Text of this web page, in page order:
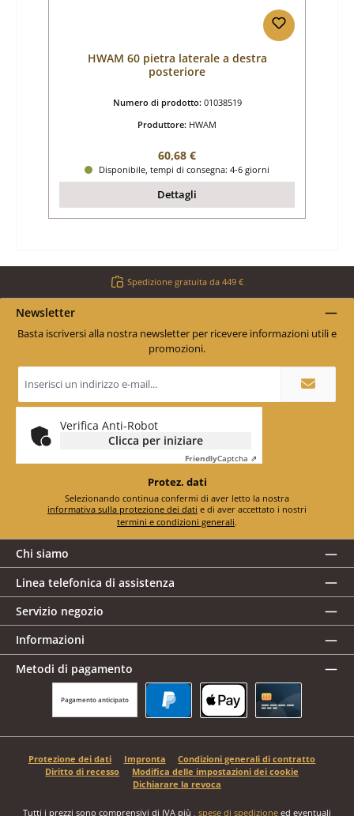
HWAM 60 pietra laterale a destra
posteriore
Numero di prodotto: 01038519
Produttore: HWAM
Prezzo normale:
60,68 €
Disponibile, tempi di consegna: 4-6 giorni
Dettagli
Spedizione gratuita da 449 €
Newsletter
Basta iscriversi alla nostra newsletter per ricevere informazioni utili e
promozioni.
*
Verifica Anti-Robot
Clicca per iniziare
FriendlyCaptcha ⇗
Protez. dati
informativa sulla protezione dei dati
termini e condizioni generali.
Chi siamo
Linea telefonica di assistenza
Servizio negozio
Informazioni
Metodi di pagamento
Pagamento anticipato
Protezione dei dati Impronta
Condizioni generali di contratto
Diritto di recesso
Modifica delle impostazioni dei cookie
Dichiarare la revoca
Tutti i prezzi sono comprensivi di IVA più , spese di spedizione ed eventuali